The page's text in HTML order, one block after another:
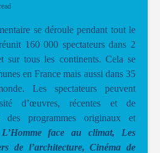
se déroule pendant tout le
160 000 spectateurs dans 2
sur tous les continents. Cela se
en France mais aussi dans 35
Les spectateurs peuvent
d’œuvres, récentes et de
des programmes originaux et
L’Homme face au climat, Les
de l’architecture, Cinéma de